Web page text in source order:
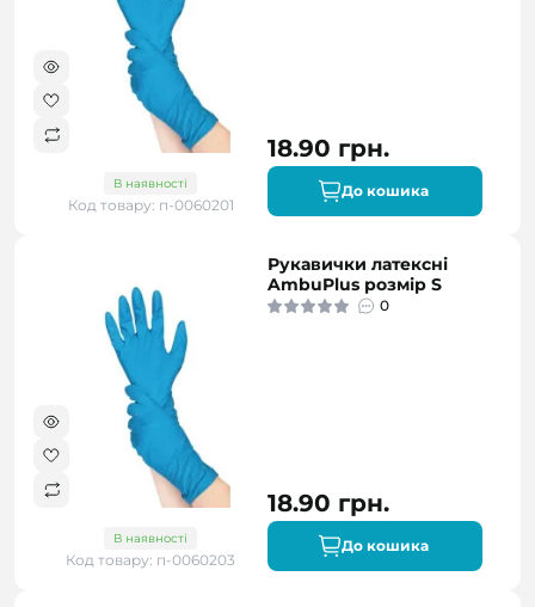
В наявності
Код товару: п-0060201
18.90 грн.
До кошика
В наявності
Код товару: п-0060203
Рукавички латексні
AmbuPlus розмір S
0
18.90 грн.
До кошика